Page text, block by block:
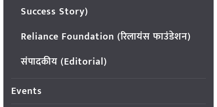
Success Story)
Reliance Foundation (रिलायंस फाउंडेशन)
संपादकीय (Editorial)
Events